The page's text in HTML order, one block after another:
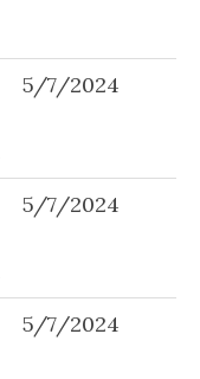
5/7/2024
5/7/2024
5/7/2024